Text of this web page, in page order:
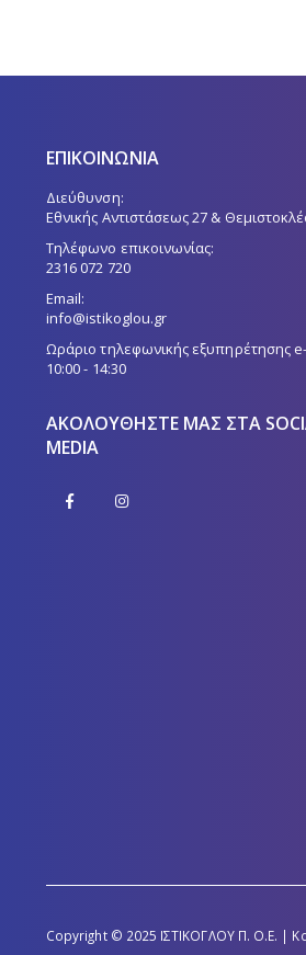
ΕΠΙΚΟΙΝΩΝΙΑ
Διεύθυνση:
Εθνικής Αντιστάσεως 27 &
Τηλέφωνο επικοινωνίας:
2316 072 720
Email:
info@istikoglou.gr
Ωράριο τηλεφωνικής εξυπηρέτησης
10:00 - 14:30
ΑΚΟΛΟΥΘΉΣΤΕ ΜΑΣ ΣΤΑ
MEDIA
Copyright © 2025 ΙΣΤΙΚΟΓΛΟΥ Π. Ο.Ε. |